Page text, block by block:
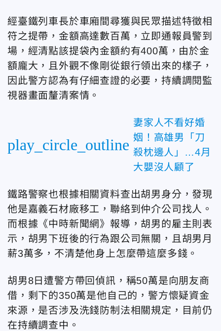
經臺鐵列車長於車廂間尋獲與民眾描述特徵相
符之提帶，金額高達數百萬，立即通報員警到
場，經清點該提袋內金額約有400萬，由於金
額龐大，且 外觀不像剛從銀行領出來的樣子，
因此警方認為有仔細查證的必要，持續調閱監
視器畫面釐清案情。
play_circle_outline
妻家人不看好婚
姻！高雄男「刀
殺枕邊人」…4月
大嬰沒人顧了
鐵路警察也根據相關資料查出胡男身分，發現
他是嘉義石材廠移工，聯絡到仲介公司找人。
而根據《中時新聞網》報導，胡男的雇主則表
示，胡男下班後的行為跟公司無關，且胡男月
薪3萬多，不清楚他身上怎麼帶這麼多錢。
胡男8日遭警方帶回偵訊，稱50萬是向朋友商
借，剩下的350萬是他自己的，警方懷疑資金
來源，是否涉及洗錢防制法相關規定，目前仍
在持續調查中。